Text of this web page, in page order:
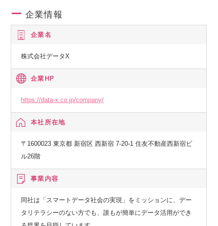
企業情報
企業名
株式会社データX
企業HP
https://data-x.co.jp/company/
本社所在地
〒1600023 東京都 新宿区 西新宿 7-20-1 住友不動産西新宿ビ
ル26階
事業内容
同社は「スマートデータ社会の実現」をミッションに、デー
タリテラシーのない方でも、誰もが簡単にデータ活用ができ